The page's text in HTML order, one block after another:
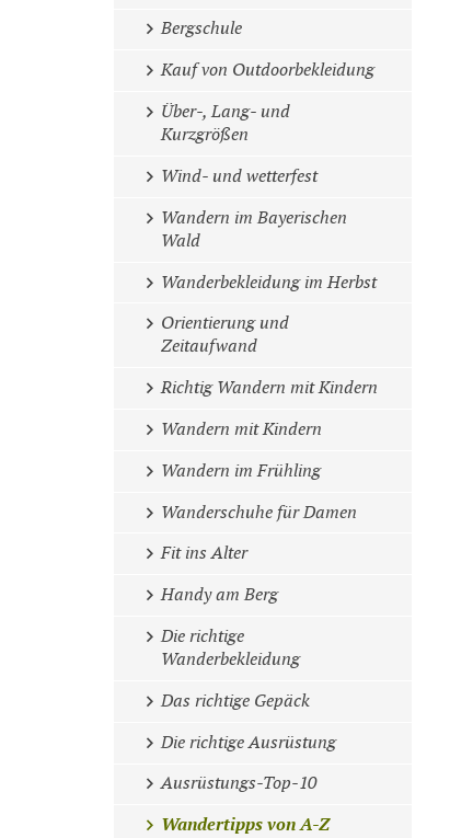
Bergschule
Kauf von Outdoorbekleidung
Über-, Lang- und
Kurzgrößen
Wind- und wetterfest
Wandern im Bayerischen
Wald
Wanderbekleidung im Herbst
Orientierung und
Zeitaufwand
Richtig Wandern mit Kindern
Wandern mit Kindern
Wandern im Frühling
Wanderschuhe für Damen
Fit ins Alter
Handy am Berg
Die richtige
Wanderbekleidung
Das richtige Gepäck
Die richtige Ausrüstung
Ausrüstungs-Top-10
Wandertipps von A-Z